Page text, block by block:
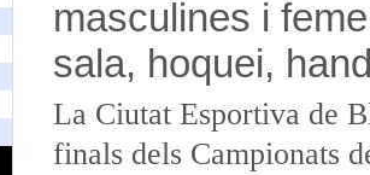
masculines i
sala, hoquei,
La Ciutat Esportiva de
finals dels Campionats